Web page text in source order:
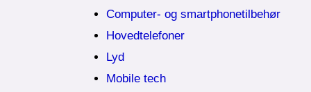
Computer- og smartphonetilbehør
Hovedtelefoner
Lyd
Mobile tech